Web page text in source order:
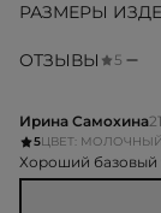
РАЗМЕРЫ
ОТЗЫВЫ 5
Ирина Самохина
5ЦВЕТ: МОЛОЧНЫЙ,
Хороший базовый